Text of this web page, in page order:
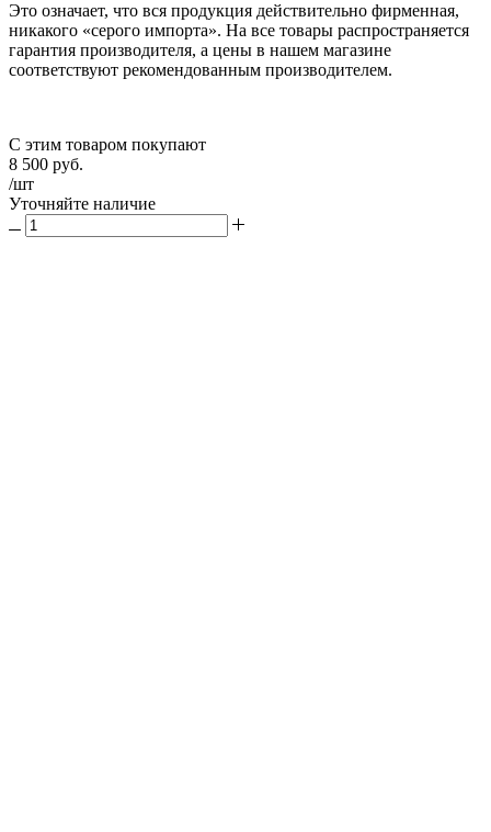
Это означает, что вся продукция действительно фирменная,
никакого «серого импорта». На все товары распространяется
гарантия производителя, а цены в нашем магазине
соответствуют рекомендованным производителем.
С этим товаром покупают
8 500 руб.
/шт
Уточняйте наличие